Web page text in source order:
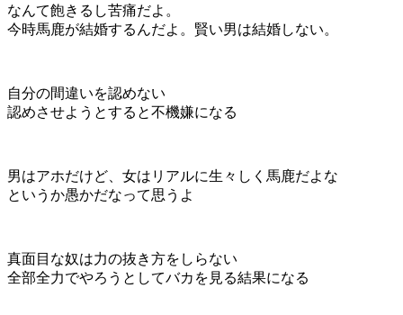
なんて飽きるし苦痛だよ。
今時馬鹿が結婚するんだよ。賢い男は結婚しない。
自分の間違いを認めない
認めさせようとすると不機嫌になる
男はアホだけど、女はリアルに生々しく馬鹿だよな
というか愚かだなって思うよ
真面目な奴は力の抜き方をしらない
全部全力でやろうとしてバカを見る結果になる